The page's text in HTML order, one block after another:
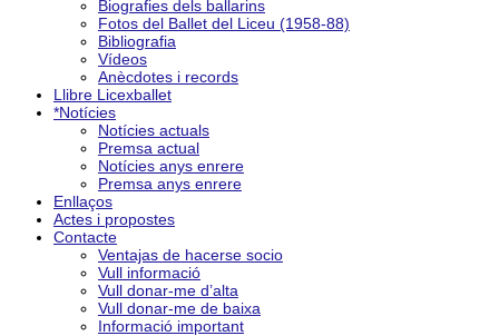
Biografies dels ballarins
Fotos del Ballet del Liceu (1958-88)
Bibliografia
Vídeos
Anècdotes i records
Llibre Licexballet
*Notícies
Notícies actuals
Premsa actual
Notícies anys enrere
Premsa anys enrere
Enllaços
Actes i propostes
Contacte
Ventajas de hacerse socio
Vull informació
Vull donar-me d’alta
Vull donar-me de baixa
Informació important